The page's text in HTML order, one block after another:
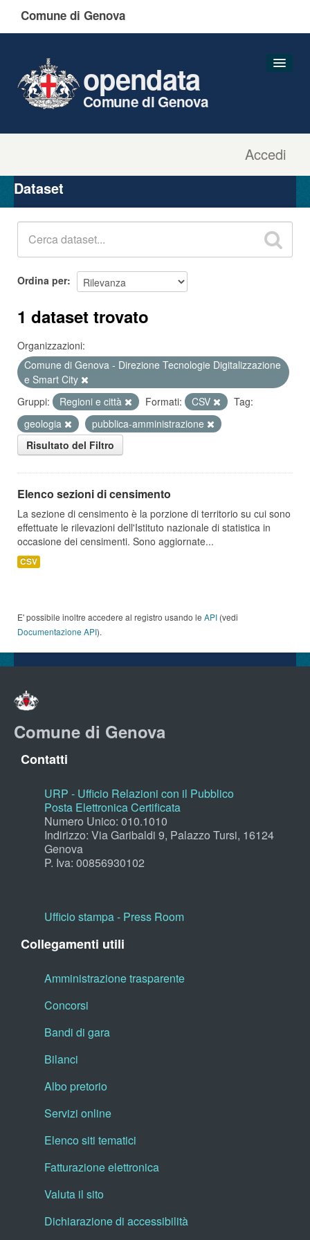
Comune di Genova
Accedi
opendata
Comune di Genova
Organizzazioni
Gruppi
Dataset
Ordina per
1 dataset trovato
Organizzazioni:
Comune di Genova - Direzione Tecnologie Digitalizzazione
e Smart City
Gruppi:
Regioni e città Formati: CSV
Tag:
geologia
pubblica-amministrazione
Risultato del Filtro
Elenco sezioni di censimento
La sezione di censimento è la porzione di territorio su cui sono
effettuate le rilevazioni dell'Istituto nazionale di statistica in
occasione dei censimenti. Sono aggiornate...
CSV
E' possibile inoltre accedere al registro usando le API (vedi
Documentazione API).
Comune di Genova
Contatti
URP - Ufficio Relazioni con il Pubblico
Posta Elettronica Certificata
Numero Unico: 010.1010
Indirizzo: Via Garibaldi 9, Palazzo Tursi, 16124
Genova
P. Iva: 00856930102
Ufficio stampa - Press Room
Collegamenti utili
Amministrazione trasparente
Concorsi
Bandi di gara
Bilanci
Albo pretorio
Servizi online
Elenco siti tematici
Fatturazione elettronica
Valuta il sito
Dichiarazione di accessibilità